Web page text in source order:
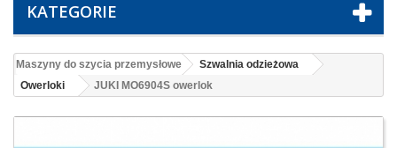
KATEGORIE
Maszyny do szycia przemysłowe
Szwalnia odzieżowa
Owerloki
JUKI MO6904S owerlok